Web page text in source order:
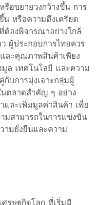
อขยายวงกว้างขึ้น การ
หรือความตึงเครียด
ต้องพิจารณาอย่างใกล้
ผู้ประกอบการไทยควร
ละคุณภาพสินค้าเพียง
ล เทคโนโลยี และความ
บการมุ่งเจาะกลุ่มผู้
ตลาดสำคัญ ๆ อย่าง
และเพิ่มมูลค่าสินค้า เพื่อ
มสามารถในการแข่งขัน
ามยั่งยืนและความ
รษฐกิจโลก ที่เริ่มมี